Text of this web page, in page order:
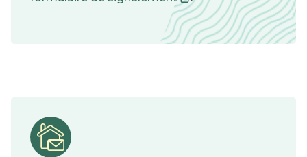
une
nouvelle
fenêtre
lien
s'ouvrira
dans